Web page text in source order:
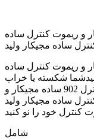
902 ساده مجیکار و ریموت کنترل ساده
ساده مجیکار ولید
902 ساده مجیکار و ریموت کنترل ساده
شکسته یا خراب
شده است با خرید و تعویض قاب ریموت کنترل 902 ساده مجیکار و
ساده مجیکار ولید
شامل